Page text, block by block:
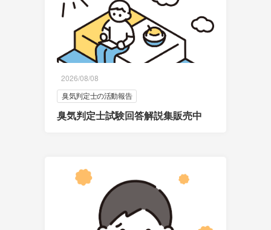
2026/08/08
臭気判定士の活動報告
臭気判定士試験回答解説集販売中